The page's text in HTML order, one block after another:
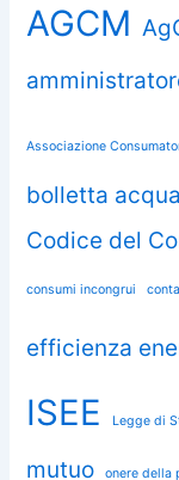
AGCM
Associazione
bolletta acqua
Codice del
consumi incongrui
efficienza
ISEE
Legge di
mutuo onere della